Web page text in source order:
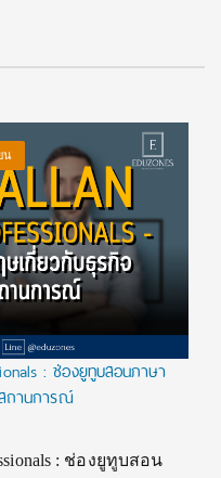
น
: ช่องยูทูบสอนภาษา
ถานการณ์
: ช่องยูทูบสอน